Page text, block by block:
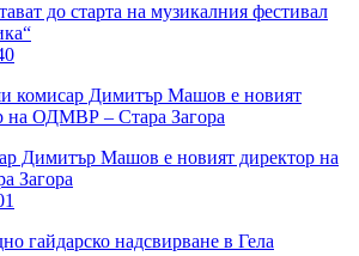
до старта на музикалния фестивал
Димитър Машов е новият директор на
Загора